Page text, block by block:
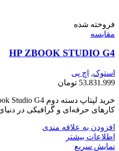
فروخته شده
مقايسه
HP ZBOOK STUDIO G4
استوک, اچ پی
53.831.999 تومان
کارهای حرفه‌ای و گرافیکی در
افزودن به علاقه مندی
اطلاعات بیشتر
نمایش سریع